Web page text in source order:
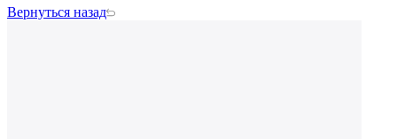
Вернуться назад